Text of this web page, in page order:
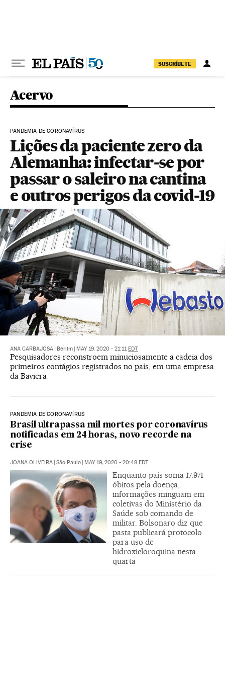
SUSCRÍBETE
Acervo
PANDEMIA DE CORONAVÍRUS
Lições da paciente zero da
Alemanha: infectar-se por
passar o saleiro na cantina
e outros perigos da covid-19
ANA CARBAJOSA Berlim MAY 19, 2020 - 21:11 EDT
Pesquisadores reconstroem minuciosamente a cadeia dos
primeiros contágios registrados no país, em uma empresa
da Baviera
PANDEMIA DE CORONAVÍRUS
Brasil ultrapassa mil mortes por coronavírus
notificadas em 24 horas, novo recorde na
crise
JOANA OLIVEIRA São Paulo MAY 19, 2020 - 20:48 EDT
Enquanto país soma 17.971
óbitos pela doença,
informações minguam em
coletivas do Ministério da
Saúde sob comando de
militar. Bolsonaro diz que
pasta publicará protocolo
para uso de
hidroxicloroquina nesta
quarta